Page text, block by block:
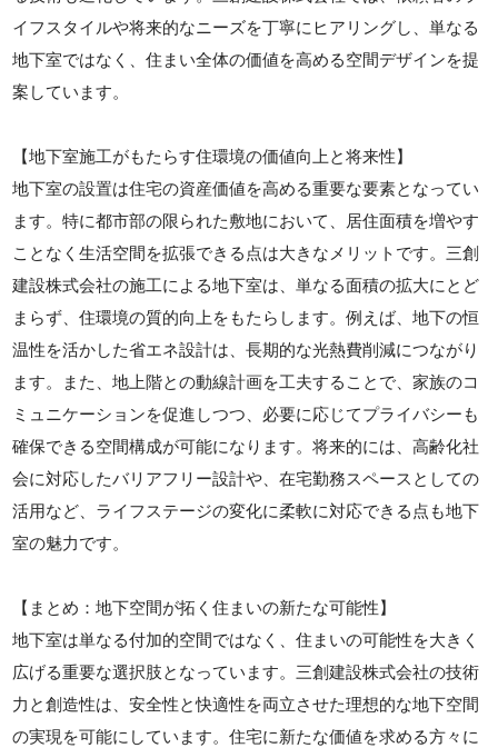
イフスタイルや将来的なニーズを丁寧にヒアリングし、単なる
地下室ではなく、住まい全体の価値を高める空間デザインを提
案しています。
【地下室施工がもたらす住環境の価値向上と将来性】
地下室の設置は住宅の資産価値を高める重要な要素となってい
ます。特に都市部の限られた敷地において、居住面積を増やす
ことなく生活空間を拡張できる点は大きなメリットです。三創
建設株式会社の施工による地下室は、単なる面積の拡大にとど
まらず、住環境の質的向上をもたらします。例えば、地下の恒
温性を活かした省エネ設計は、長期的な光熱費削減につながり
ます。また、地上階との動線計画を工夫することで、家族のコ
ミュニケーションを促進しつつ、必要に応じてプライバシーも
確保できる空間構成が可能になります。将来的には、高齢化社
会に対応したバリアフリー設計や、在宅勤務スペースとしての
活用など、ライフステージの変化に柔軟に対応できる点も地下
室の魅力です。
【まとめ：地下空間が拓く住まいの新たな可能性】
地下室は単なる付加的空間ではなく、住まいの可能性を大きく
広げる重要な選択肢となっています。三創建設株式会社の技術
力と創造性は、安全性と快適性を両立させた理想的な地下空間
の実現を可能にしています。住宅に新たな価値を求める方々に